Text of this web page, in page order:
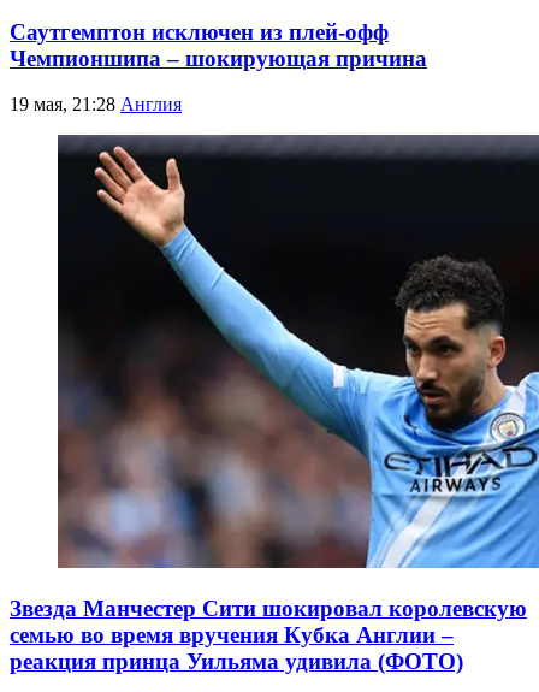
Саутгемптон исключен из плей-офф
Чемпионшипа – шокирующая причина
19 мая, 21:28 Англия
Звезда Манчестер Сити шокировал королевскую
семью во время вручения Кубка Англии –
реакция принца Уильяма удивила (ФОТО)